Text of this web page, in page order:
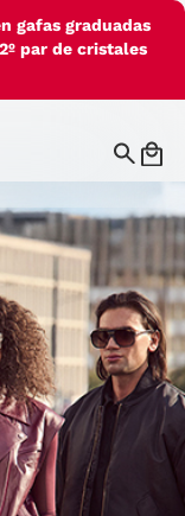
gafas graduadas
par de cristales